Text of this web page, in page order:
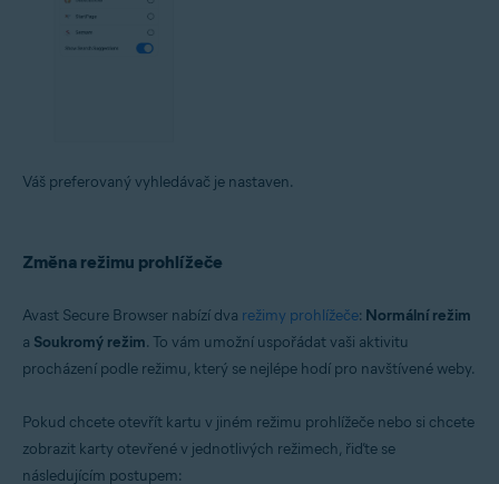
Váš preferovaný vyhledávač je nastaven.
Změna režimu prohlížeče
Avast Secure Browser nabízí dva režimy prohlížeče: Normální režim
a Soukromý režim. To vám umožní uspořádat vaši aktivitu
procházení podle režimu, který se nejlépe hodí pro navštívené weby.
Pokud chcete otevřít kartu v jiném režimu prohlížeče nebo si chcete
zobrazit karty otevřené v jednotlivých režimech, řiďte se
následujícím postupem: